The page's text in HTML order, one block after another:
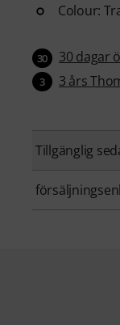
Colour:
30 30 dagar
3 3 års
Tillgänglig